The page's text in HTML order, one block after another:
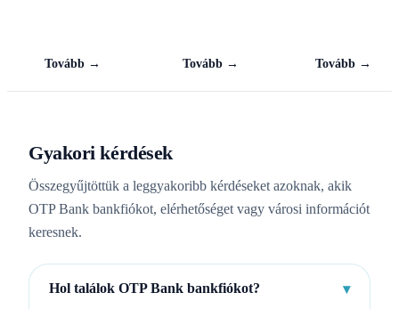
Tovább → Tovább → Tovább →
Gyakori kérdések
Összegyűjtöttük a leggyakoribb kérdéseket azoknak, akik
OTP Bank bankfiókot, elérhetőséget vagy városi információt
keresnek.
Hol találok OTP Bank bankfiókot? ▾